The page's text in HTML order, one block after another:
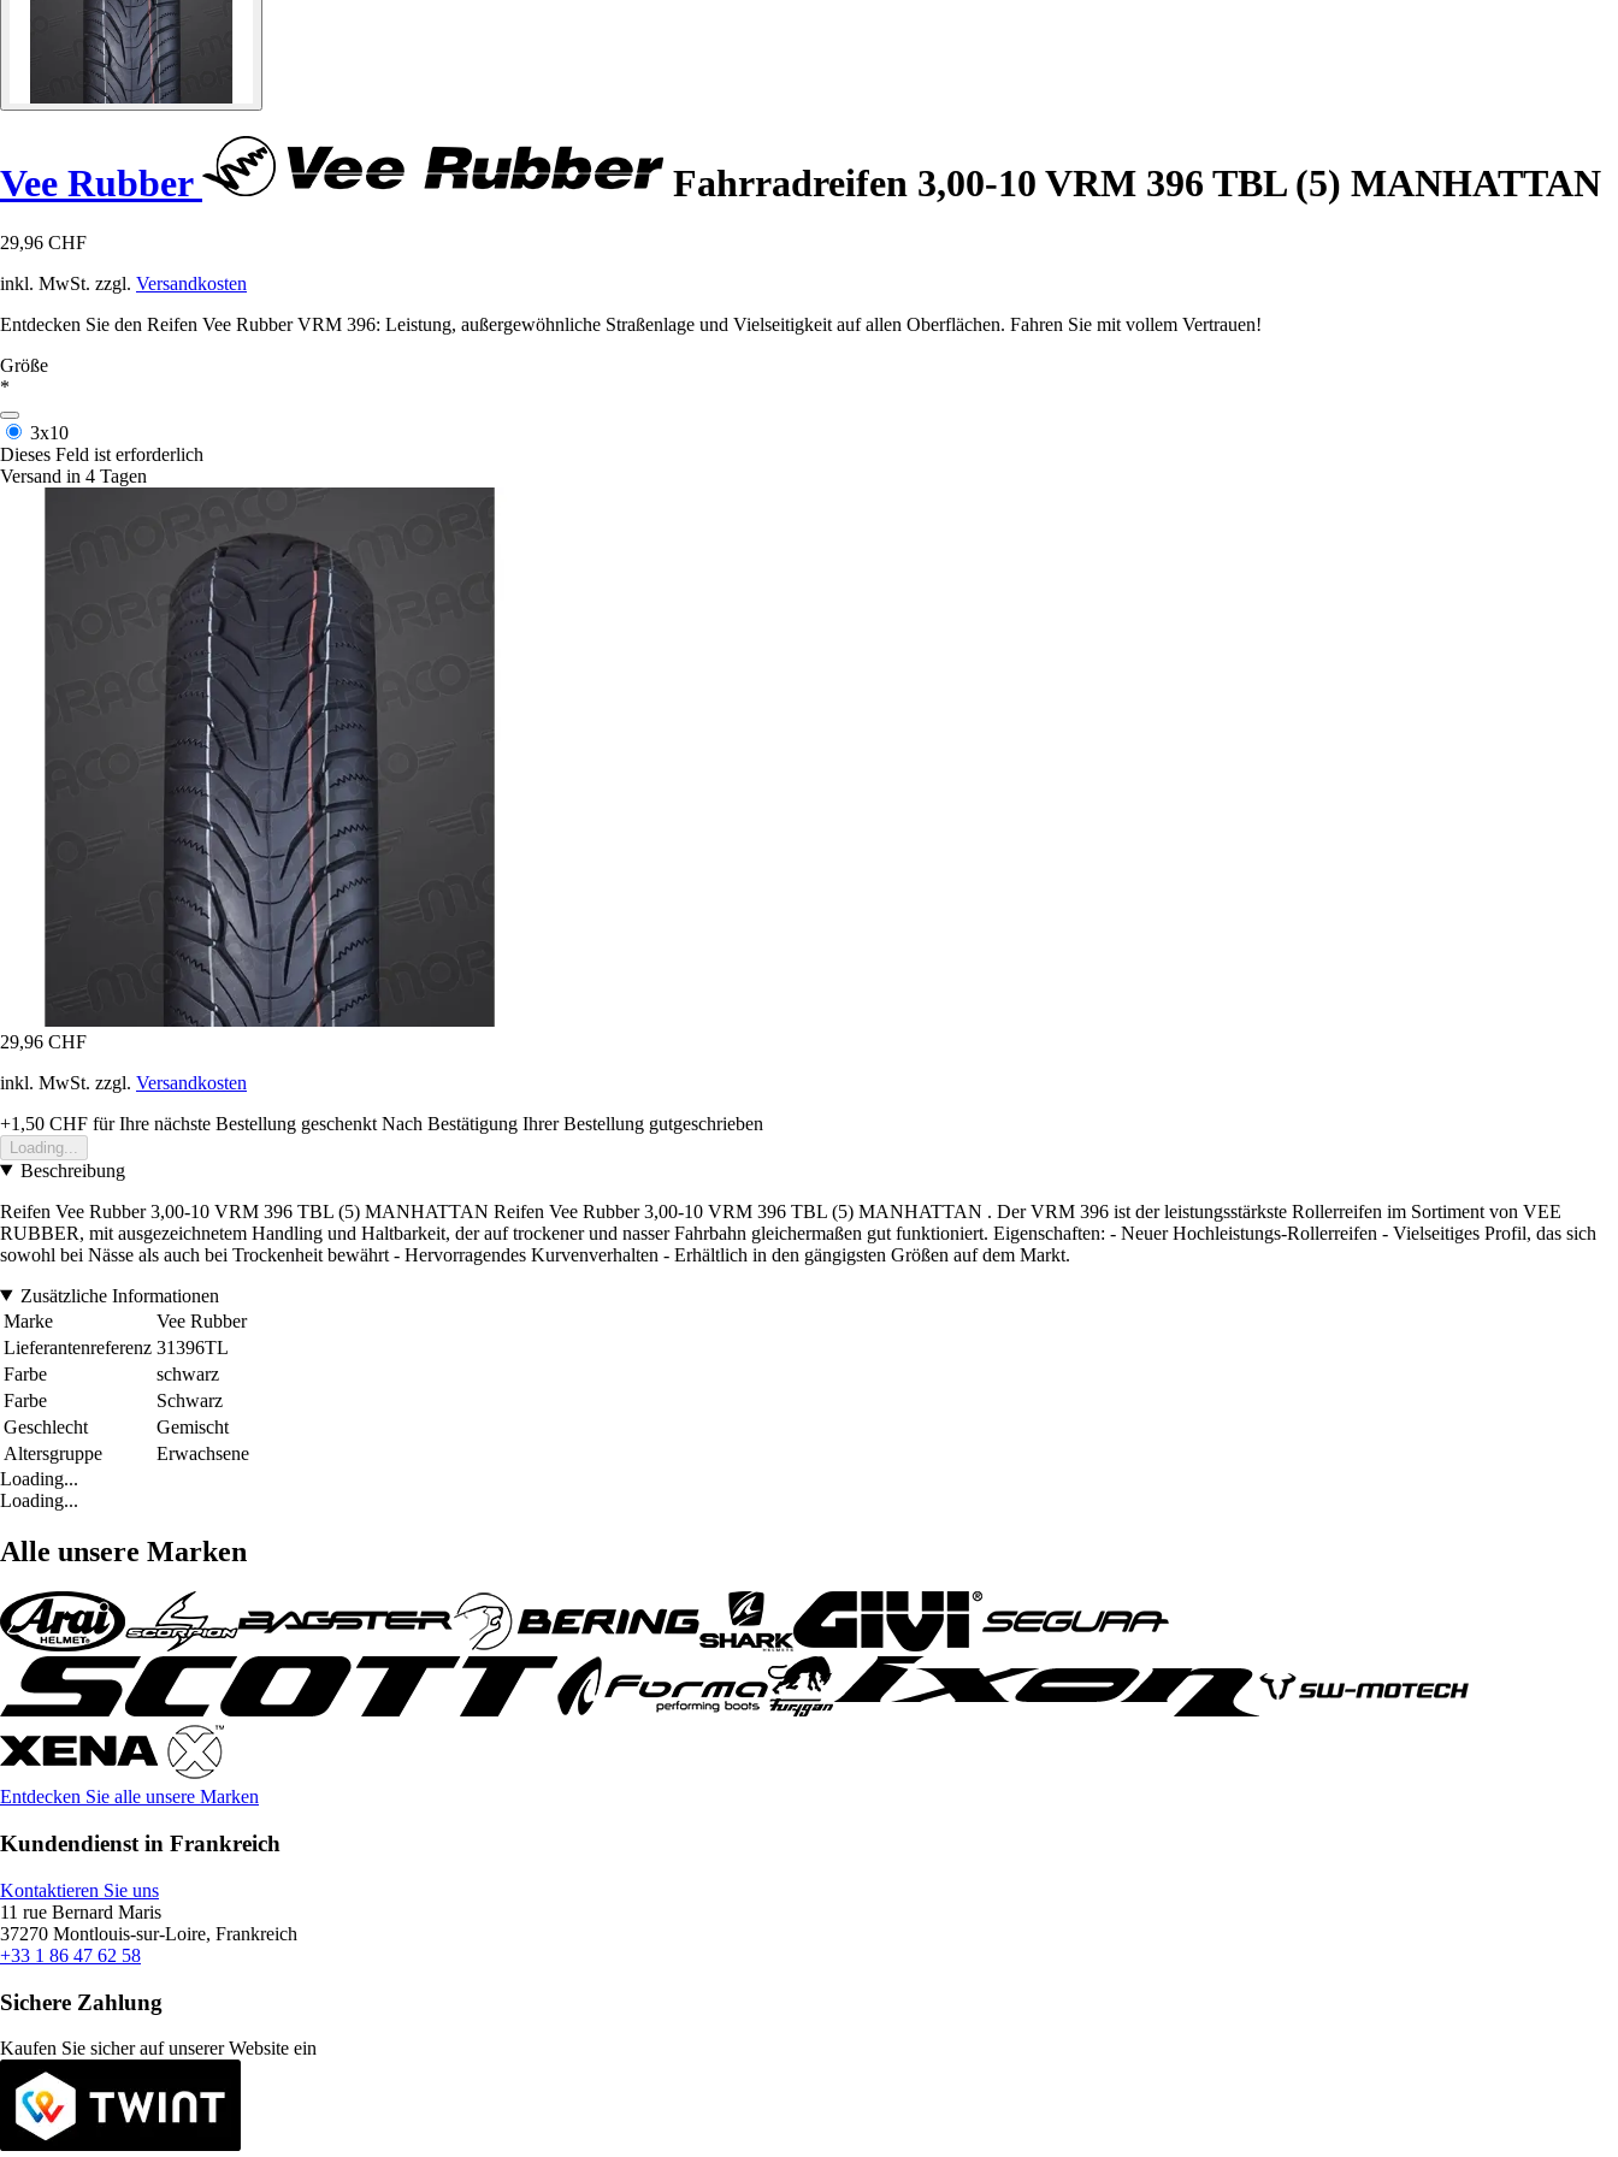
Vee Rubber Fahrradreifen 3,00-10 VRM 396 TBL (5) MANHATTAN
29,96 CHF
inkl. MwSt. zzgl. Versandkosten
Entdecken Sie den Reifen Vee Rubber VRM 396: Leistung, außergewöhnliche Straßenlage und Vielseitigkeit auf allen Oberflächen. Fahren Sie mit vollem Vertrauen!
Größe
*
3x10
Dieses Feld ist erforderlich
Versand in 4 Tagen
29,96 CHF
inkl. MwSt. zzgl. Versandkosten
+1,50 CHF für Ihre nächste Bestellung geschenkt Nach Bestätigung Ihrer Bestellung gutgeschrieben
Loading...
Beschreibung
Reifen Vee Rubber 3,00-10 VRM 396 TBL (5) MANHATTAN Reifen Vee Rubber 3,00-10 VRM 396 TBL (5) MANHATTAN . Der VRM 396 ist der leistungsstärkste Rollerreifen im Sortiment von VEE
RUBBER, mit ausgezeichnetem Handling und Haltbarkeit, der auf trockener und nasser Fahrbahn gleichermaßen gut funktioniert. Eigenschaften: - Neuer Hochleistungs-Rollerreifen - Vielseitiges Profil, das sich
sowohl bei Nässe als auch bei Trockenheit bewährt - Hervorragendes Kurvenverhalten - Erhältlich in den gängigsten Größen auf dem Markt.
Zusätzliche Informationen
Marke
Vee Rubber
Lieferantenreferenz 31396TL
Farbe
schwarz
Farbe
Schwarz
Geschlecht
Gemischt
Altersgruppe
Erwachsene
Loading...
Loading...
Alle unsere Marken
Entdecken Sie alle unsere Marken
Kundendienst in Frankreich
Kontaktieren Sie uns
11 rue Bernard Maris
37270 Montlouis-sur-Loire, Frankreich
+33 1 86 47 62 58
Sichere Zahlung
Kaufen Sie sicher auf unserer Website ein